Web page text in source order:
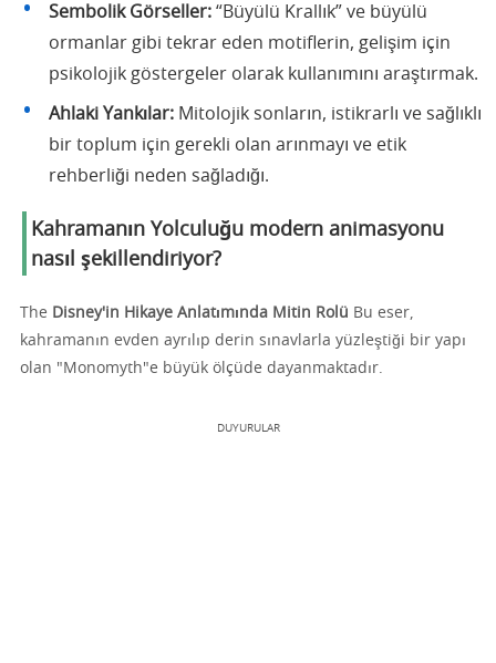
Sembolik Görseller: “Büyülü Krallık” ve büyülü
ormanlar gibi tekrar eden motiflerin, gelişim için
psikolojik göstergeler olarak kullanımını araştırmak.
Ahlaki Yankılar: Mitolojik sonların, istikrarlı ve sağlıklı
bir toplum için gerekli olan arınmayı ve etik
rehberliği neden sağladığı.
Kahramanın Yolculuğu modern animasyonu
nasıl şekillendiriyor?
The Disney'in Hikaye Anlatımında Mitin Rolü Bu eser,
kahramanın evden ayrılıp derin sınavlarla yüzleştiği bir yapı
olan "Monomyth"e büyük ölçüde dayanmaktadır.
DUYURULAR